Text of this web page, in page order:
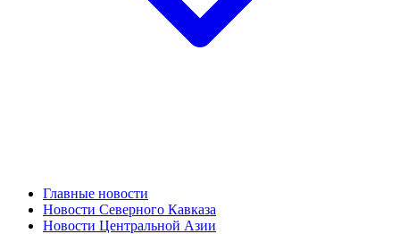
Главные новости
Новости Северного Кавказа
Новости Центральной Азии